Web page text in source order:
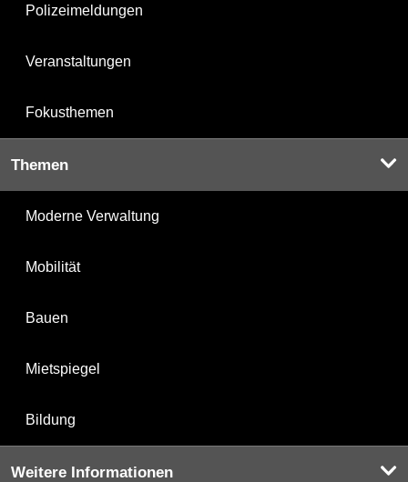
Polizeimeldungen
Veranstaltungen
Fokusthemen
Themen
Moderne Verwaltung
Mobilität
Bauen
Mietspiegel
Bildung
Weitere Informationen